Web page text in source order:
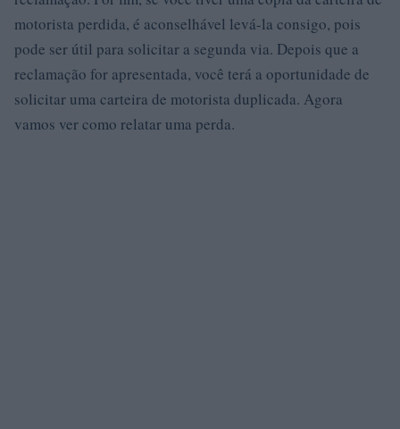
motorista perdida, é aconselhável levá-la consigo, pois
pode ser útil para solicitar a segunda via. Depois que a
reclamação for apresentada, você terá a oportunidade de
solicitar uma carteira de motorista duplicada. Agora
vamos ver como relatar uma perda.